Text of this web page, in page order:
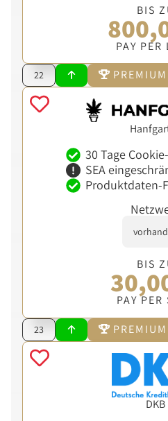
BIS
PAY PER
22 PREMIUM
30 Tage
SEA
Produktdaten-
BIS
PAY PER
23 PREMIUM
DKB